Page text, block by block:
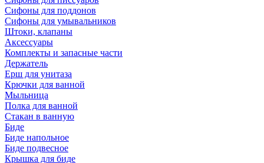
Сифоны для поддонов
Сифоны для умывальников
Штоки, клапаны
Аксессуары
Комплекты и запасные части
Держатель
Ерш для унитаза
Крючки для ванной
Мыльница
Полка для ванной
Стакан в ванную
Биде
Биде напольное
Биде подвесное
Крышка для биде